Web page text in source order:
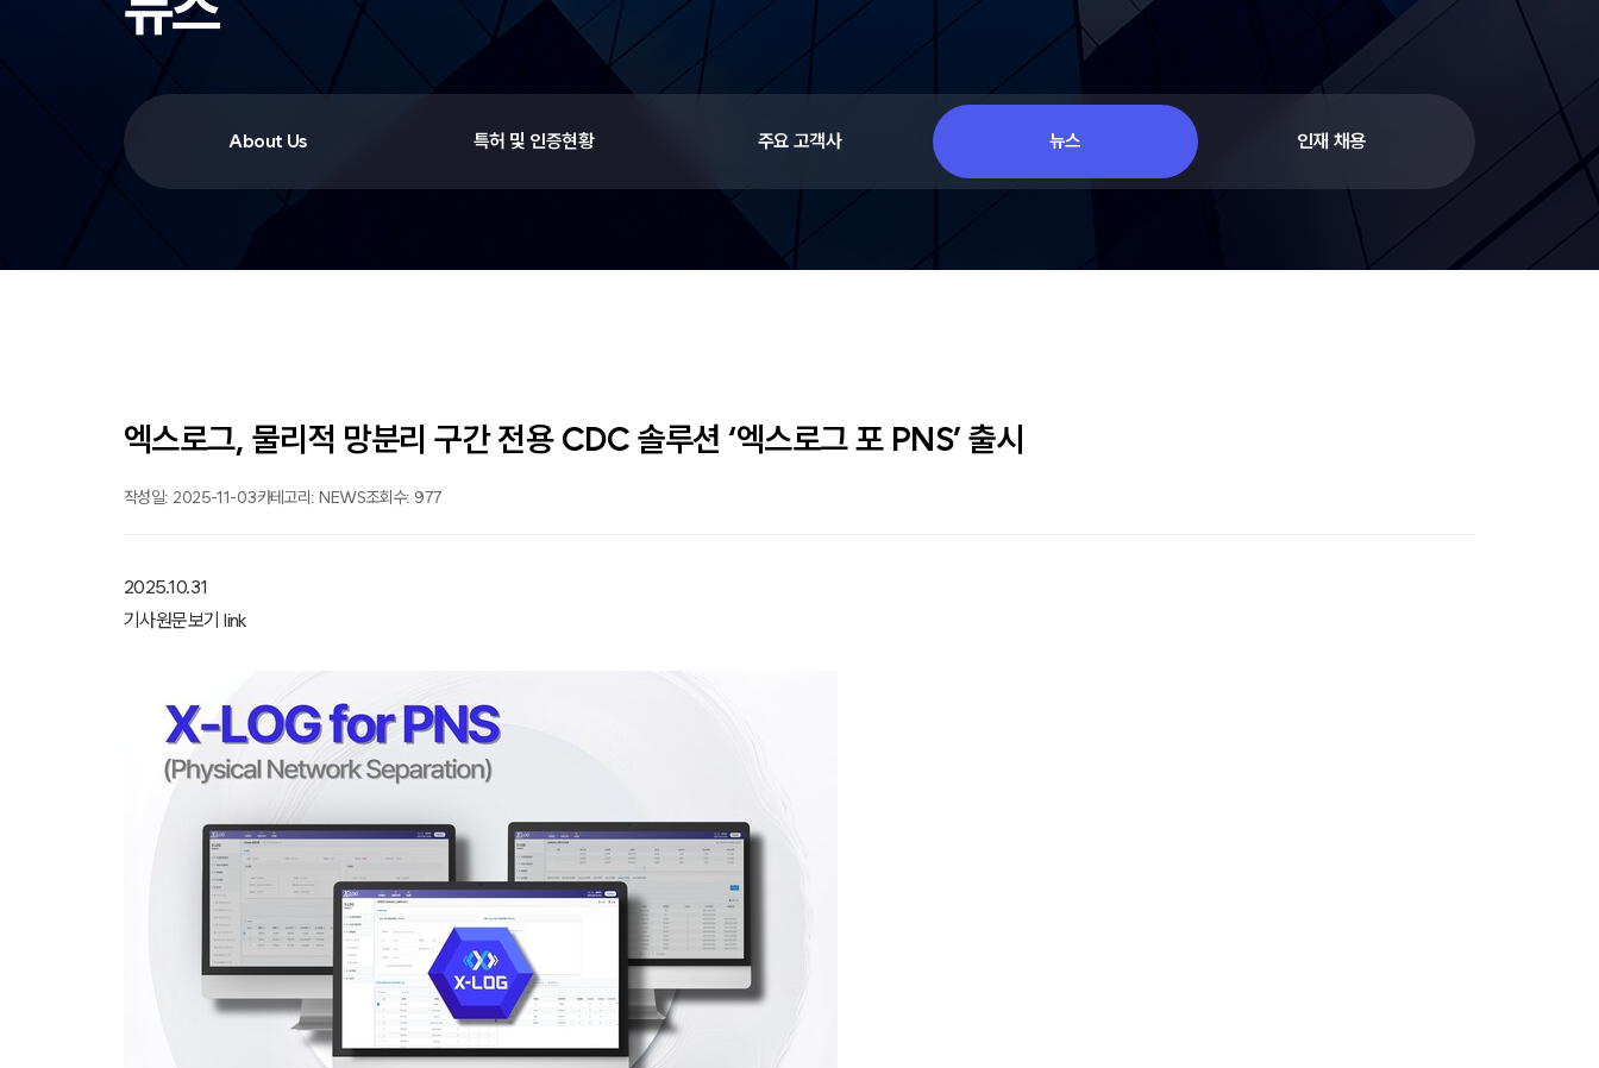
About Us 특허 및 인증현황 주요 고객사 뉴스 인재 채용
엑스로그, 물리적 망분리 구간 전용 CDC 솔루션 ‘엑스로그 포 PNS’ 출시
작성일: 2025-11-03카테고리: NEWS조회수: 977
2025.10.31
기사원문보기link